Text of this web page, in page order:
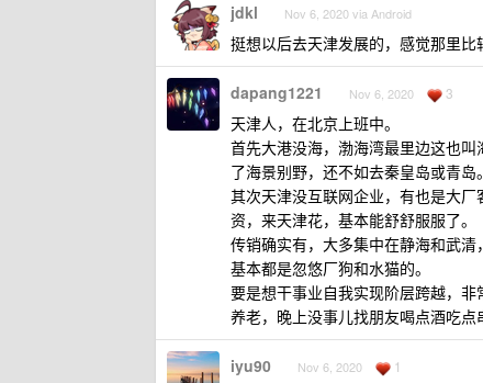
jdkl Nov 6, 2020 via Android
挺想以后去天津发展的，感觉那里
dapang1221 Nov 6, 2020 3
天津人，在北京上班中。
首先大港没海，渤海湾最里边这也
了海景别野，还不如去秦皇岛或青岛。
其次天津没互联网企业，有也是大
资，来天津花，基本能舒舒服服了。
传销确实有，大多集中在静海和武清
基本都是忽悠厂狗和水猫的。
要是想干事业自我实现阶层跨越，
养老，晚上没事儿找朋友喝点酒吃
iyu90 Nov 6, 2020 1